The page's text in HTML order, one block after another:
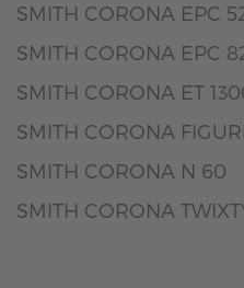
SMITH CORONA EPC
SMITH CORONA EPC
SMITH CORONA ET
SMITH CORONA
SMITH CORONA N 60
SMITH CORONA